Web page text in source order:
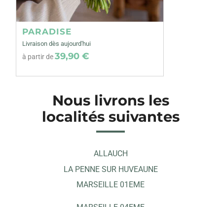
PARADISE
Livraison dès aujourd'hui
à partir de39,90 €
Nous livrons les
localités suivantes
ALLAUCH
LA PENNE SUR HUVEAUNE
MARSEILLE 01EME